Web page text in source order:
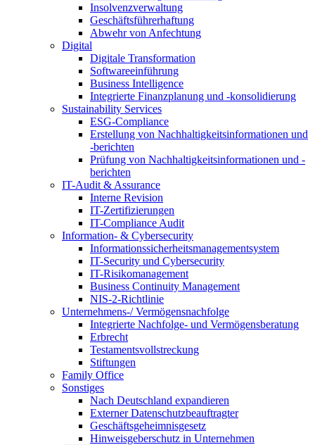
Insolvenzverwaltung
Geschäftsführerhaftung
Abwehr von Anfechtung
Digital
Digitale Transformation
Softwareeinführung
Business Intelligence
Integrierte Finanzplanung und -konsolidierung
Sustainability Services
ESG-Compliance
Erstellung von Nachhaltigkeitsinformationen und
-berichten
Prüfung von Nachhaltigkeitsinformationen und -
berichten
IT-Audit & Assurance
Interne Revision
IT-Zertifizierungen
IT-Compliance Audit
Information- & Cybersecurity
Informationssicherheitsmanagementsystem
IT-Security und Cybersecurity
IT-Risikomanagement
Business Continuity Management
NIS-2-Richtlinie
Unternehmens-/Vermögensnachfolge
Integrierte Nachfolge- und Vermögensberatung
Erbrecht
Testamentsvollstreckung
Stiftungen
Family Office
Sonstiges
Nach Deutschland expandieren
Externer Datenschutzbeauftragter
Geschäftsgeheimnisgesetz
Hinweisgeberschutz in Unternehmen